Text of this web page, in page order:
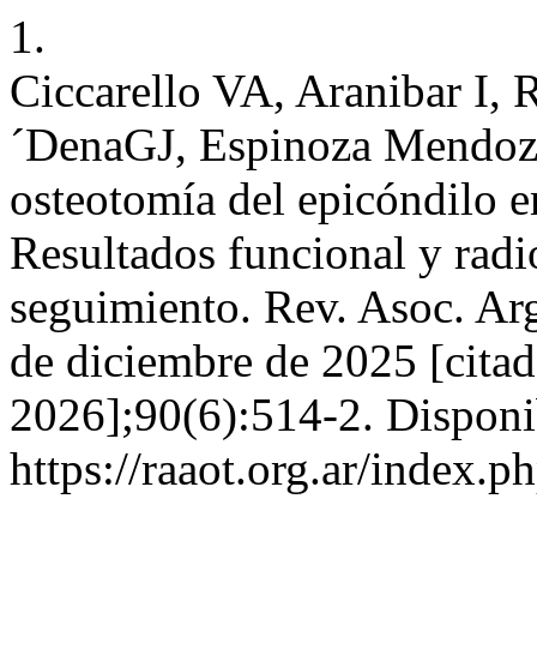
1.
Ciccarello VA, Aranibar I,
´DenaGJ, Espinoza
osteotomía del epicóndilo
Resultados funcional y
seguimiento. Rev. Asoc.
de diciembre de 2025
2026];90(6):514-2.
https://raaot.org.ar/